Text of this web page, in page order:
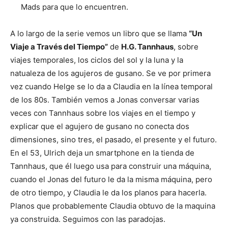
Mads para que lo encuentren.
A lo largo de la serie vemos un libro que se llama “Un
Viaje a Través del Tiempo” de H.G. Tannhaus, sobre
viajes temporales, los ciclos del sol y la luna y la
natualeza de los agujeros de gusano. Se ve por primera
vez cuando Helge se lo da a Claudia en la línea temporal
de los 80s. También vemos a Jonas conversar varias
veces con Tannhaus sobre los viajes en el tiempo y
explicar que el agujero de gusano no conecta dos
dimensiones, sino tres, el pasado, el presente y el futuro.
En el 53, Ulrich deja un smartphone en la tienda de
Tannhaus, que él luego usa para construir una máquina,
cuando el Jonas del futuro le da la misma máquina, pero
de otro tiempo, y Claudia le da los planos para hacerla.
Planos que probablemente Claudia obtuvo de la maquina
ya construida. Seguimos con las paradojas.